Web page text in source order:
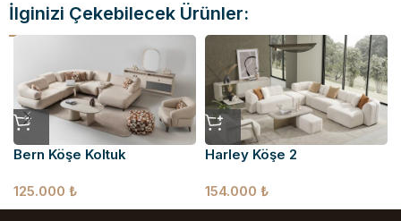
İlginizi Çekebilecek Ürünler:
Bern Köşe Koltuk
125.000 ₺
Harley Köşe 2
154.000 ₺